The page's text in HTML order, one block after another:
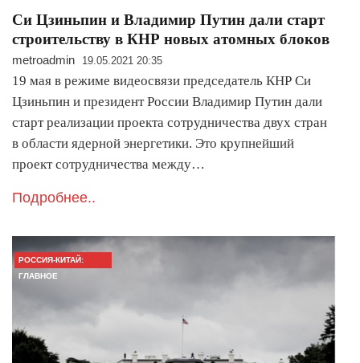
Си Цзиньпин и Владимир Путин дали старт
строительству в КНР новых атомных блоков
metroadmin 19.05.2021 20:35
19 мая в режиме видеосвязи председатель КНР Си
Цзиньпин и президент России Владимир Путин дали
старт реализации проекта сотрудничества двух стран
в области ядерной энергетики. Это крупнейший
проект сотрудничества между…
Подробнее..
РОССИЯ-КИТАЙ:
ГЛАВНОЕ